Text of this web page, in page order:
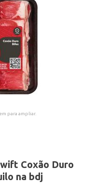
para ampliar.
Coxão Duro
na bdj